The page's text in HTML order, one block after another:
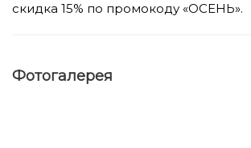
скидка 15% по промокоду «ОСЕНЬ».
Фотогалерея